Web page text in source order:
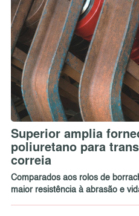
Superior amplia
poliuretano para
correia
Comparados aos rolos de
maior resistência à abrasão e